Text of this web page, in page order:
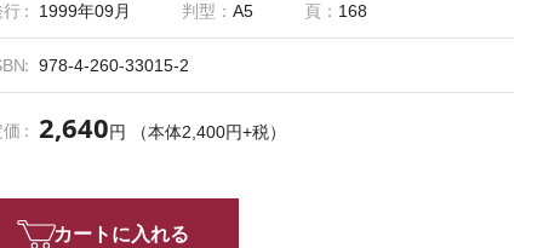
行 1999年09月 判型： A5 頁： 168
978-4-260-33015-2
2,640円 （本体2,400円+税）
カートに入れる